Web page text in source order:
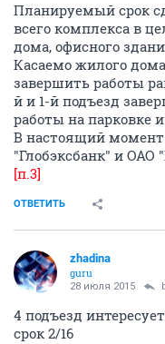
Планируемый срок
всего комплекса в
дома, офисного
Касаемо жилого
завершить работы
й и 1-й подъезд
работы на парковке
В настоящий момент
"Глобэксбанк" и ОАО
[п.3]
ОТВЕТИТЬ
zhadina
guru
28 июля 2015
4 подъезд
срок 2/16